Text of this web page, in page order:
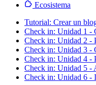
Ecosistema
Tutorial: Crear un
Check in: Unidad 1 -
Check in: Unidad 2 -
Check in: Unidad 3 -
Check in: Unidad 4 -
Check in: Unidad 5 -
Check in: Unidad 6 -